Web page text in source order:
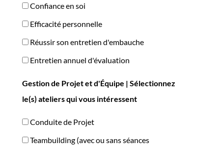
Confiance en soi
Efficacité personnelle
Réussir son entretien d'embauche
Entretien annuel d'évaluation
Gestion de Projet et d'Équipe | Sélectionnez
le(s) ateliers qui vous intéressent
Conduite de Projet
Teambuilding (avec ou sans séances